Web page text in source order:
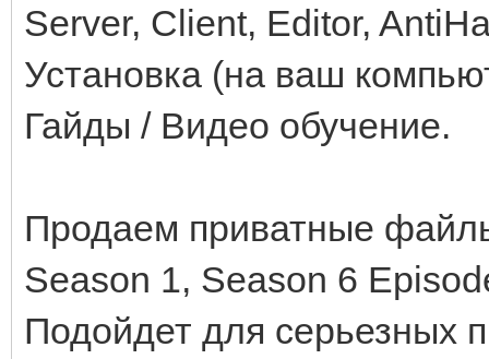
Server, Client, Editor,
Установка (на ваш
Гайды / Видео обучение.
Продаем приватные
Season 1, Season 6
Подойдет для серьезных